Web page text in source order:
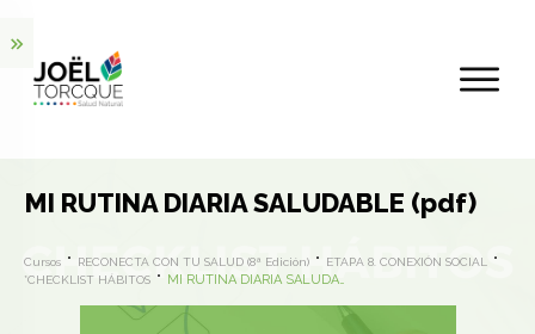
MI RUTINA DIARIA SALUDABLE (pdf)
Cursos RECONECTA CON TU SALUD (8ª Edición)
ETAPA 8. CONEXIÓN SOCIAL
*CHECKLIST HÁBITOS
MI RUTINA DIARIA SALUDABLE (pdf)